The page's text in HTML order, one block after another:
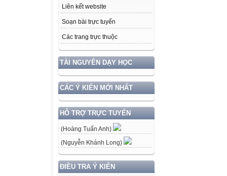
Liên kết website
Soạn bài trực tuyến
Các trang trực thuộc
TÀI NGUYÊN DẠY HỌC
CÁC Ý KIẾN MỚI NHẤT
HỖ TRỢ TRỰC TUYẾN
(Hoàng Tuấn Anh)
(Nguyễn Khánh Long)
ĐIỀU TRA Ý KIẾN